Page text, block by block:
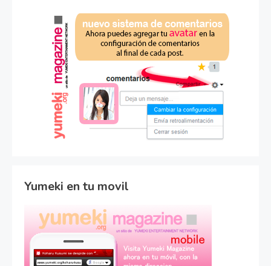
Yumeki en tu movil